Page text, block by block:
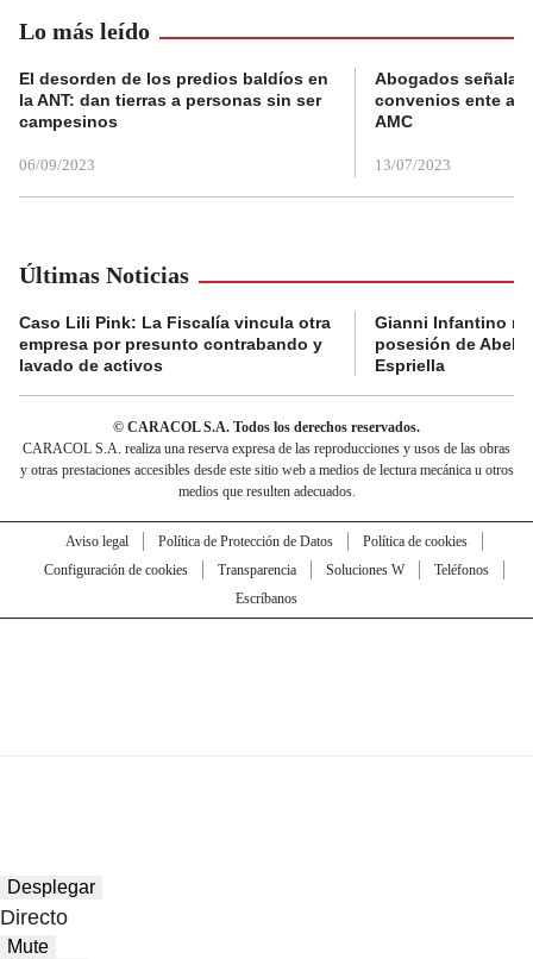
Lo más leído
El desorden de los predios baldíos en
la ANT: dan tierras a personas sin ser
campesinos
06/09/2023
Abogados
convenios ente
AMC
13/07/2023
Últimas Noticias
Caso Lili Pink: La Fiscalía vincula otra
empresa por presunto contrabando y
lavado de activos
Gianni Infantino
posesión de
Espriella
© CARACOL S.A. Todos los derechos reservados.
CARACOL S.A. realiza una reserva expresa de las reproducciones y usos de las obras
y otras prestaciones accesibles desde este sitio web a medios de lectura mecánica u otros
medios que resulten adecuados.
Aviso legal Política de Protección de Datos
Política de cookies
Configuración de cookies
Transparencia Soluciones W
Teléfonos
Escríbanos
Desplegar
Directo
Mute